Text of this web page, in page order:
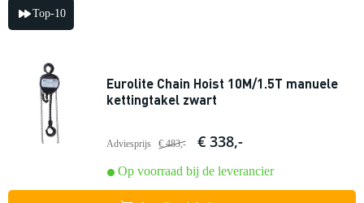
Top-10
Eurolite Chain Hoist 10M/1.5T manuele
kettingtakel zwart
Adviesprijs € 483,- € 338,-
Op voorraad bij de leverancier